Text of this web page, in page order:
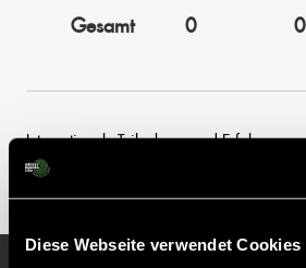
Diese Webseite verwendet Cookies
Gesamt
0 0
Internationale Teilnahmen und Erfolge